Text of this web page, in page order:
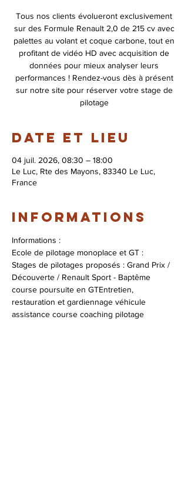
Tous nos clients évolueront exclusivement
sur des Formule Renault 2,0 de 215 cv avec
palettes au volant et coque carbone, tout en
profitant de vidéo HD avec acquisition de
données pour mieux analyser leurs
performances ! Rendez-vous dès à présent
sur notre site pour réserver votre stage de
pilotage
Date et lieu
04 juil. 2026, 08:30 – 18:00
Le Luc, Rte des Mayons, 83340 Le Luc,
France
Informations
Informations :
Ecole de pilotage monoplace et GT :
Stages de pilotages proposés : Grand Prix /
Découverte / Renault Sport - Baptême
course poursuite en GTEntretien,
restauration et gardiennage véhicule
assistance course coaching pilotage